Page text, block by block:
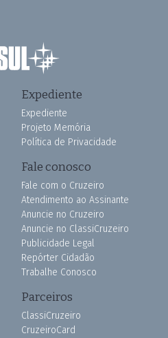
Expediente
Expediente
Projeto Memória
Política de Privacidade
Fale conosco
Fale com o Cruzeiro
Atendimento ao Assinante
Anuncie no Cruzeiro
Anuncie no ClassiCruzeiro
Publicidade Legal
Repórter Cidadão
Trabalhe Conosco
Parceiros
ClassiCruzeiro
CruzeiroCard